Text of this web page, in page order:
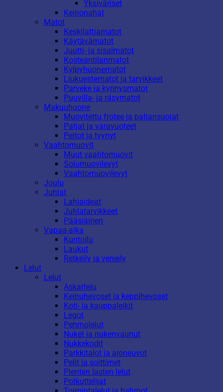
Yksiväriset
Keinonahat
Matot
Keskilattiamatot
Käytävämatot
Juutti- ja sisalmatot
Kosteantilanmatot
Kylpyhuonematot
Liukuestematot ja tarvikkeet
Parveke ja kynnysmatot
Puuvilla- ja räsymatot
Makuuhuone
Muovitettu frotee ja patjansuojat
Patjat ja varavuoteet
Peitot ja tyynyt
Vaahtomuovit
Muut vaahtomuovit
Solumuovilevyt
Vaahtomuovilevyt
Joulu
Juhlat
Lahjaideat
Juhlatarvikkeet
Pääsiäinen
Vapaa-aika
Kuntoilu
Laukut
Retkeily ja veneily
Lelut
Lelut
Askartelu
Keinuhevoset ja keppihevoset
Koti- ja kauppaleikit
Legot
Pehmolelut
Nuket ja nukenvaunut
Nukkekodit
Parkkitalot ja ajoneuvot
Pelit ja soittimet
Pienten lasten lelut
Potkuttelijat